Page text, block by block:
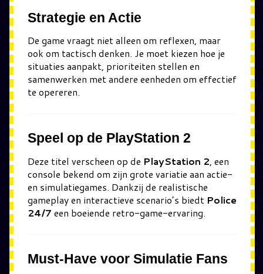
Strategie en Actie
De game vraagt niet alleen om reflexen, maar
ook om tactisch denken. Je moet kiezen hoe je
situaties aanpakt, prioriteiten stellen en
samenwerken met andere eenheden om effectief
te opereren.
Speel op de PlayStation 2
Deze titel verscheen op de PlayStation 2, een
console bekend om zijn grote variatie aan actie-
en simulatiegames. Dankzij de realistische
gameplay en interactieve scenario’s biedt Police
24/7 een boeiende retro-game-ervaring.
Must-Have voor Simulatie Fans